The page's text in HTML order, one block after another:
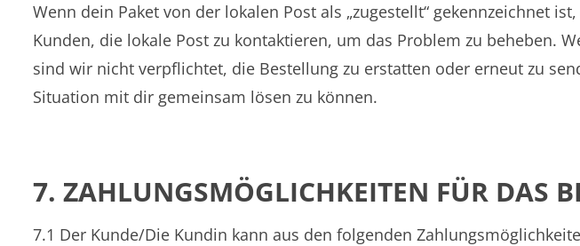
Wenn dein Paket von der lokalen Post als „zugestellt“ gekennzeichnet
Kunden, die lokale Post zu kontaktieren, um das Problem zu beheben.
sind wir nicht verpflichtet, die Bestellung zu erstatten oder erneut zu
Situation mit dir gemeinsam lösen zu können.
7. ZAHLUNGSMÖGLICHKEITEN FÜR DAS
7.1 Der Kunde/Die Kundin kann aus den folgenden